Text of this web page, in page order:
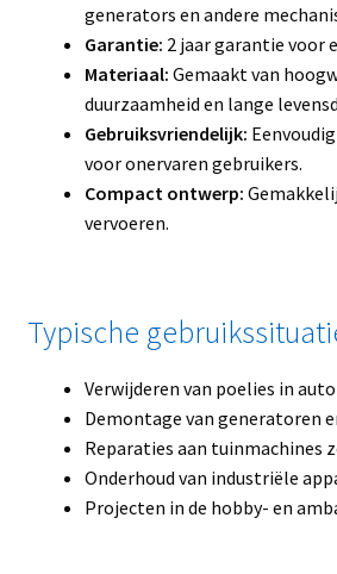
generators en andere
Garantie: 2 jaar garantie voor
Materiaal: Gemaakt van
duurzaamheid en lange
Gebruiksvriendelijk:
voor onervaren gebruikers.
Compact ontwerp:
vervoeren.
Typische
Verwijderen van poelies in
Demontage van generatoren
Reparaties aan tuinmachines
Onderhoud van industriële
Projecten in de hobby- en